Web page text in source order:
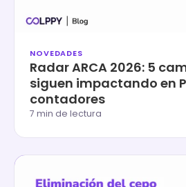
NOVEDADES
Radar ARCA 2026: 5
siguen impactando en
contadores
7 min de lectura